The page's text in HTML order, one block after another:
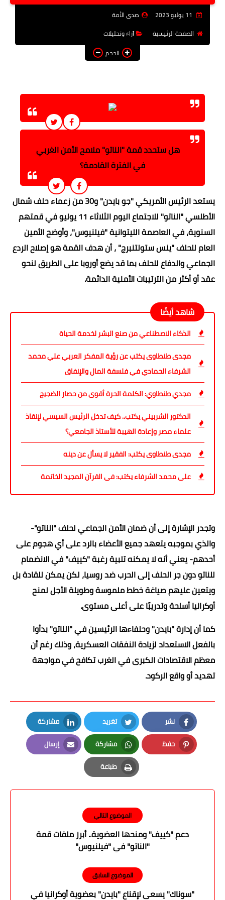
تعليم
عربى ودولى
آراء وتحليلات
صدى الأمة
الصفحة الرئيسية
آراء وتحليلات
الحجم
هل ستحدد قمة "الناتو" ملامح الأمن الغربي
في الفترة القادمة؟
يستعد الرئيس الأمريكي "جو بايدن" و30 من زعماء حلف شمال
الأطلسي "الناتو" للاجتماع اليوم الثلاثاء 11 يوليو في قمتهم
السنوية، في العاصمة الليتوانية "فيلنيوس"، وأوضح الأمين
العام للحلف "ينس ستولتنبرج" ، أن هدف القمة هو إصلاح الردع
الجماعي والدفاع للحلف بما قد يضع أوروبا على الطريق لنحو
عقد أو أكثر من الترتيبات الأمنية الدائمة.
شاهد أيضًا
الذكاء الاصطناعي من صنع البشر لخدمة الحياة
مجدى طنطاوى يكتب عن رؤية المفكر العربي علي محمد
الشرفاء الحمادي في فلسفة المال والإنفاق
مجدي طنطاوي: الكلمة الحرة أقوى من حصار الضجيج
الدكتور الشربيني يكتب.. كيف تدخل الرئيس السيسي لإنقاذ
علماء مصر وإعادة الهيبة للأستاذ الجامعي؟
مجدى طنطاوى يكتب: الفقير لا يسأل عن دينه
على محمد الشرفاء يكتب: فى القرآن المجيد الخاتمة
وتجدر الإشارة إلى أن ضمان الأمن الجماعي لحلف "الناتو"-
والذي بموجبه يتعهد جميع الأعضاء بالرد على أي هجوم على
أحدهم- يعني أنه لا يمكنه تلبية رغبة "كييف" في الانضمام
للناتو دون جر الحلف إلى الحرب ضد روسيا، لكن يمكن للقادة بل
ويتعين عليهم صياغة خطط ملموسة وطويلة الأجل لمنح
أوكرانيا أسلحة وتدريبًا على أعلى مستوى.
كما أن إدارة "بايدن" وحلفاءها الرئيسين في "الناتو" بدأوا
بالفعل الاستعداد لزيادة النفقات العسكرية، وذلك رغم أن
معظم الاقتصادات الكبرى في الغرب تكافح في مواجهة
تهديد أو واقع الركود.
نشر
Facebook
تغريد
Twitter
مشاركة
LinkedIn
حفظ
Pinterest
مشاركة
Whatsapp
إرسال
Email
طباعة
Print
الموضوع التالي
دعم "كييف" ومنحها العضوية.. أبرز ملفات قمة
"الناتو" في "فيلنيوس"
الموضوع السابق
"سوناك" يسعى لإقناع "بايدن" بعضوية أوكرانيا في